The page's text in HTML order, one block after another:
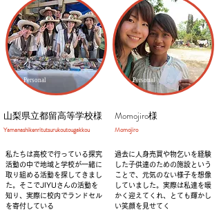
Personal Personal
山梨県立都留高等学校様
Yamanashikenritutsurukoutougakkou
Momojiro様
Momojiro
私たちは高校で行っている探究
活動の中で地域と学校が一緒に
取り組める活動を探してきまし
た。そこでJIYUさんの活動を
知り、実際に校内でランドセル
を寄付している
過去に人身売買や物乞いを経験
した子供達のための施設という
ことで、元気のない様子を想像
していました。実際は私達を暖
かく迎えてくれ、とても輝かし
い笑顔を見せてく